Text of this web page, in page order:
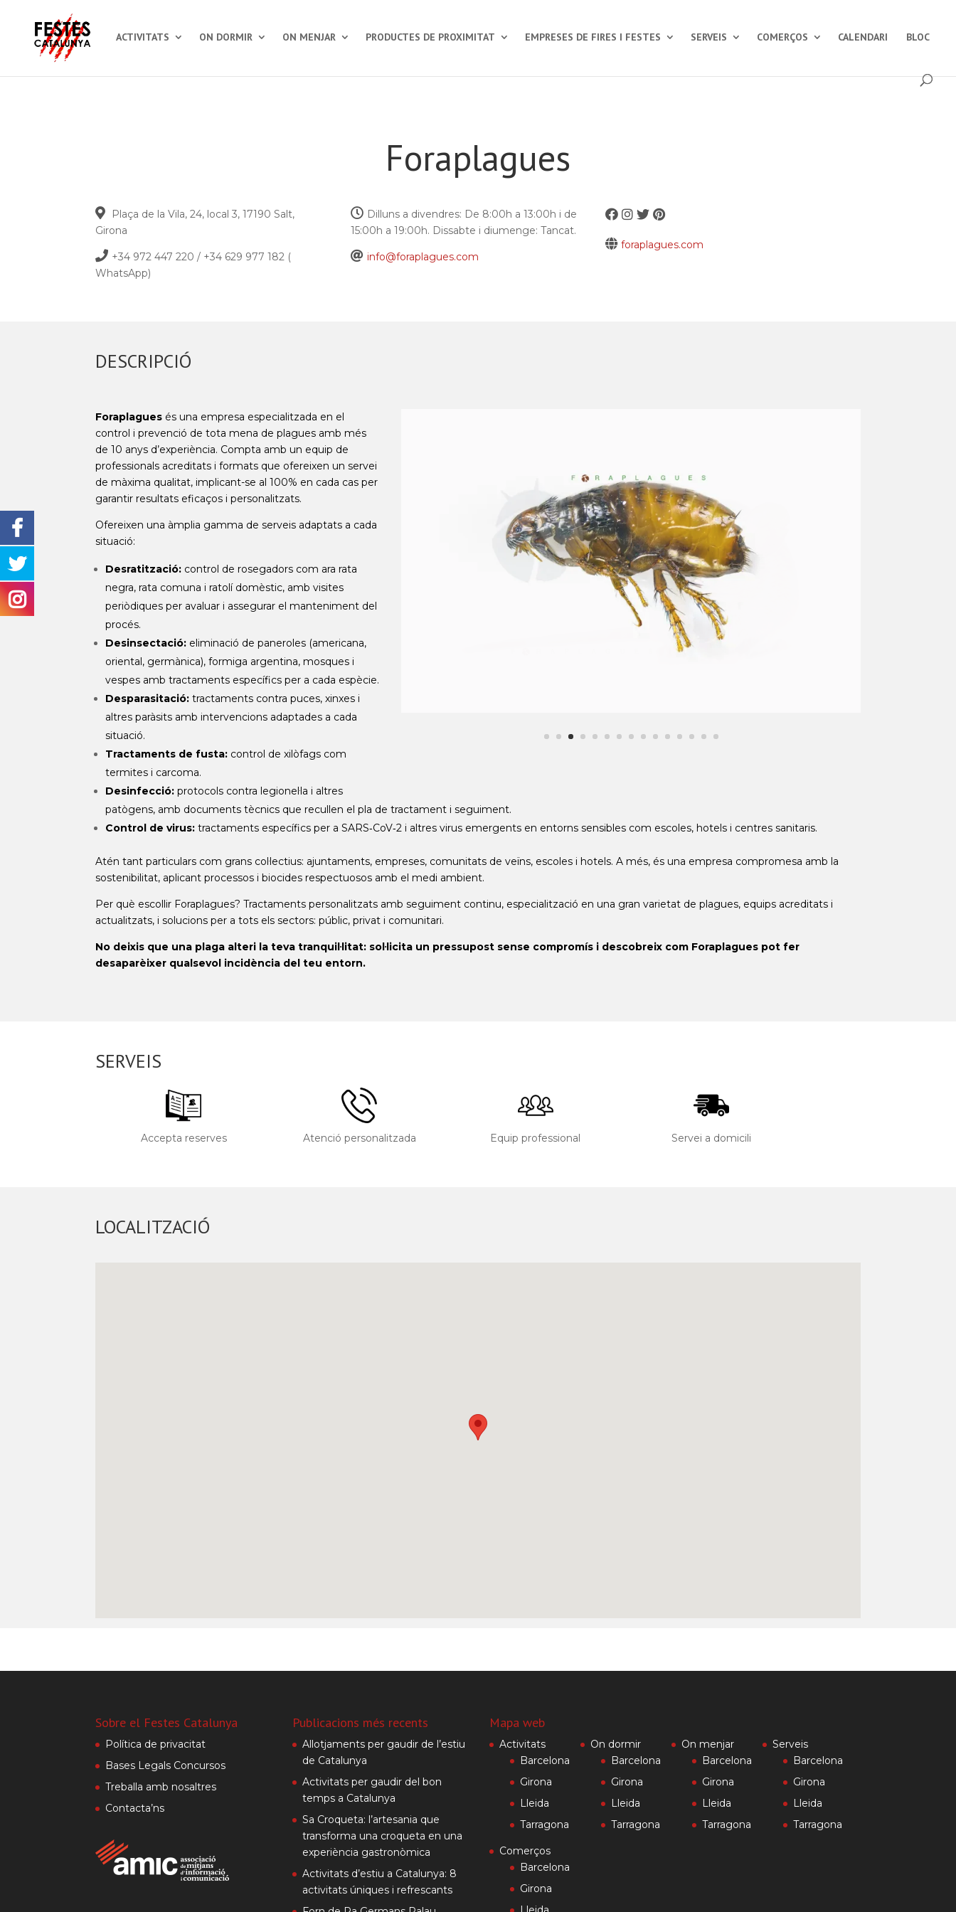
ACTIVITATS ON DORMIR ON MENJAR PRODUCTES DE PROXIMITAT EMPRESES DE FIRES I FESTES SERVEIS COMERÇOS CALENDARI BLOC
Foraplagues
Plaça de la Vila, 24, local 3, 17190 Salt,
Girona
+34 972 447 220 / +34 629 977 182 (
WhatsApp)
Dilluns a divendres: De 8:00h a 13:00h i de
15:00h a 19:00h. Dissabte i diumenge: Tancat.
info@foraplagues.com
foraplagues.com
DESCRIPCIÓ
Foraplagues és una empresa especialitzada en el
control i prevenció de tota mena de plagues amb més
de 10 anys d’experiència. Compta amb un equip de
professionals acreditats i formats que ofereixen un servei
de màxima qualitat, implicant-se al 100% en cada cas per
garantir resultats eficaços i personalitzats.
Ofereixen una àmplia gamma de serveis adaptats a cada
situació:
Desratització: control de rosegadors com ara rata
negra, rata comuna i ratolí domèstic, amb visites
periòdiques per avaluar i assegurar el manteniment del
procés.
Desinsectació: eliminació de paneroles (americana,
oriental, germànica), formiga argentina, mosques i
vespes amb tractaments específics per a cada espècie.
Desparasitació: tractaments contra puces, xinxes i
altres paràsits amb intervencions adaptades a cada
situació.
Tractaments de fusta: control de xilòfags com
termites i carcoma.
Desinfecció: protocols contra legionel·la i altres
patògens, amb documents tècnics que recullen el pla de tractament i seguiment.
Control de virus: tractaments específics per a SARS‑CoV‑2 i altres virus emergents en entorns sensibles com escoles, hotels i centres sanitaris.
Atén tant particulars com grans col·lectius: ajuntaments, empreses, comunitats de veïns, escoles i hotels. A més, és una empresa compromesa amb la
sostenibilitat, aplicant processos i biocides respectuosos amb el medi ambient.
Per què escollir Foraplagues? Tractaments personalitzats amb seguiment continu, especialització en una gran varietat de plagues, equips acreditats i
actualitzats, i solucions per a tots els sectors: públic, privat i comunitari.
No deixis que una plaga alteri la teva tranquil·litat: sol·licita un pressupost sense compromís i descobreix com Foraplagues pot fer
desaparèixer qualsevol incidència del teu entorn.
SERVEIS
Accepta reserves Atenció personalitzada Equip professional Servei a domicili
LOCALITZACIÓ
Sobre el Festes Catalunya
Política de privacitat
Bases Legals Concursos
Treballa amb nosaltres
Contacta’ns
Publicacions més recents
Allotjaments per gaudir de l’estiu
de Catalunya
Activitats per gaudir del bon
temps a Catalunya
Sa Croqueta: l’artesania que
transforma una croqueta en una
experiència gastronòmica
Activitats d’estiu a Catalunya: 8
activitats úniques i refrescants
Mapa web
Activitats
Barcelona
Girona
Lleida
Tarragona
On dormir
Barcelona
Girona
Lleida
Tarragona
On menjar
Barcelona
Girona
Lleida
Tarragona
Serveis
Barcelona
Girona
Lleida
Tarragona
Comerços
Barcelona
Girona